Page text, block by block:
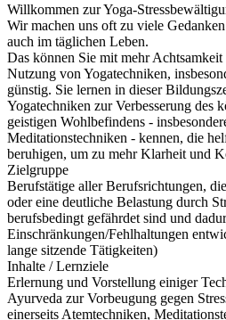
Willkommen zur Yoga-
Wir machen uns oft zu viele
auch im täglichen Leben.
Das können Sie mit mehr
Nutzung von Yogatechniken,
günstig. Sie lernen in dieser
Yogatechniken zur Verbesserung des
geistigen Wohlbefindens -
Meditationstechniken - kennen, die
beruhigen, um zu mehr Klarheit und
Zielgruppe
Berufstätige aller Berufsrichtungen,
oder eine deutliche Belastung durch
berufsbedingt gefährdet sind und
Einschränkungen/Fehlhaltungen
lange sitzende Tätigkeiten)
Inhalte / Lernziele
Erlernung und Vorstellung einiger
Ayurveda zur Vorbeugung gegen
einerseits Atemtechniken,